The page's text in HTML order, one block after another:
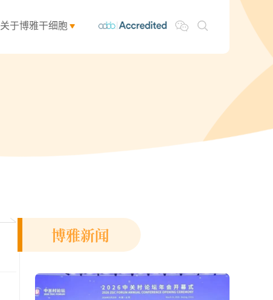
关于博雅干细胞
博雅新闻